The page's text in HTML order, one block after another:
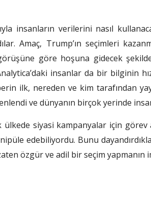
insanların verilerini nasıl
Amaç, Trump’ın seçimleri
göre hoşuna gidecek
insanlar da bir bilginin
ilk, nereden ve kim tarafından
ve dünyanın birçok yerinde
siyasi kampanyalar için görev
edebiliyordu. Bunu
özgür ve adil bir seçim yapmanın